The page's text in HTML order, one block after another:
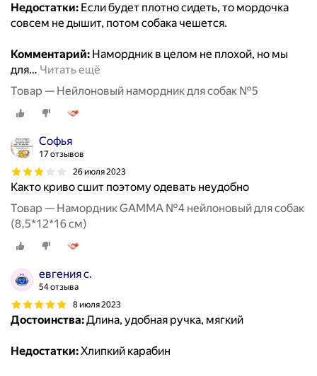
Недостатки: Если будет плотно сидеть, то мордочка
совсем не дышит, потом собака чешется.
Комментарий: Намордник в целом не плохой, но мы
для… Читать ещё
Товар — Нейлоновый намордник для собак №5
Софья
17 отзывов
26 июля 2023
Както криво сшит поэтому одевать неудобно
Товар — Намордник GAMMA №4 нейлоновый для собак
(8,5*12*16 см)
евгения с.
54 отзыва
8 июля 2023
Достоинства:Длина, удобная ручка, мягкий
Недостатки:Хлипкий карабин